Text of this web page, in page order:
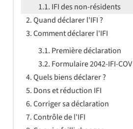
IFI des non-résidents
Quand déclarer l'IFI ?
Comment déclarer l'IFI
Première déclaration
Formulaire 2042-IFI-COV
Quels biens déclarer ?
Dons et réduction IFI
Corriger sa déclaration
Contrôle de l'IFI